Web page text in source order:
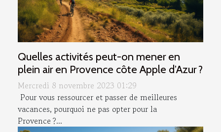
Quelles activités peut-on mener en
plein air en Provence côte Apple d’Azur ?
Mercredi 8 novembre 2023 01:29
Pour vous ressourcer et passer de meilleures
vacances, pourquoi ne pas opter pour la
Provence ?...